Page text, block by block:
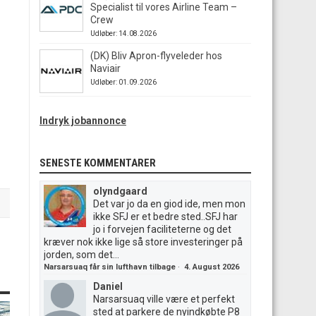
Specialist til vores Airline Team –
Crew
Udløber: 14.08.2026
(DK) Bliv Apron-flyveleder hos
Naviair
Udløber: 01.09.2026
Indryk jobannonce
SENESTE KOMMENTARER
olyndgaard
Det var jo da en giod ide, men mon
ikke SFJ er et bedre sted..SFJ har
jo i forvejen faciliteterne og det
kræver nok ikke lige så store investeringer på
jorden, som det...
Narsarsuaq får sin lufthavn tilbage · 4. August 2026
Daniel
Narsarsuaq ville være et perfekt
sted at parkere de nyindkøbte P8